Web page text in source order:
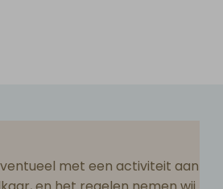
met een activiteit aan